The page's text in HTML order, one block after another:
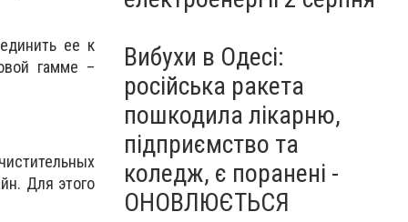
ее к
гамме –
Для этого
Вибухи в Одесі:
російська ракета
пошкодила лікарню,
підприємство та
коледж, є поранені -
ОНОВЛЮЄТЬСЯ